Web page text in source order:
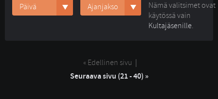
Päivä Ajanjakso
Nämä valitsimet ovat
käytössä vain
Kultajäsenille.
« Edellinen sivu
Seuraava sivu (21 - 40) »